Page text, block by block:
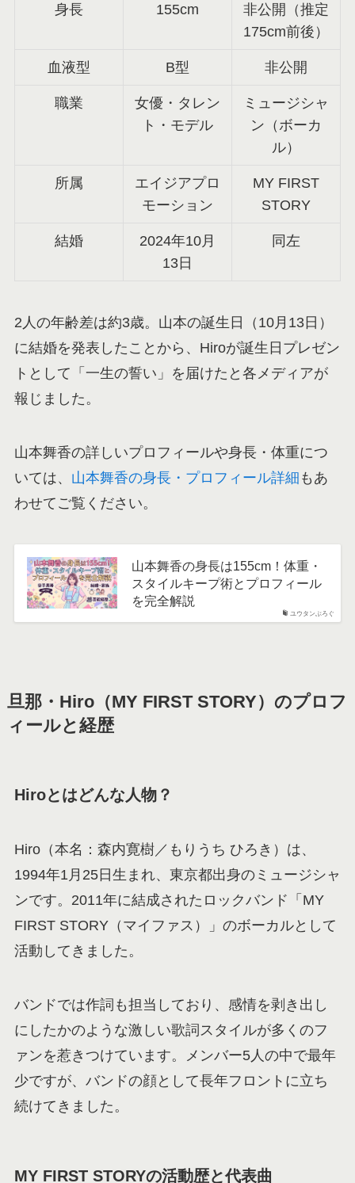
身長 155cm
非公開（推定
175cm前後）
血液型 B型 非公開
職業
女優・タレン
ト・モデル
ミュージシャ
ン（ボーカ
ル）
所属
エイジアプロ
モーション
MY FIRST
STORY
結婚
2024年10月
13日
同左
2人の年齢差は約3歳。山本の誕生日（10月13日）
に結婚を発表したことから、Hiroが誕生日プレゼン
トとして「一生の誓い」を届けたと各メディアが
報じました。
山本舞香の詳しいプロフィールや身長・体重につ
いては、 山本舞香の身長・プロフィール詳細 もあ
わせてご覧ください。
ユウタンぶろぐ
山本舞香の身長は155cm！体重・
スタイルキープ術とプロフィール
を完全解説
旦那・Hiro（MY FIRST STORY）のプロフ
ィールと経歴
Hiroとはどんな人物？
Hiro（本名：森内寛樹／もりうち ひろき）は、
1994年1月25日生まれ、東京都出身のミュージシャ
ンです。2011年に結成されたロックバンド「MY
FIRST STORY（マイファス）」のボーカルとして
活動してきました。
バンドでは作詞も担当しており、感情を剥き出し
にしたかのような激しい歌詞スタイルが多くのフ
ァンを惹きつけています。メンバー5人の中で最年
少ですが、バンドの顔として長年フロントに立ち
続けてきました。
MY FIRST STORYの活動歴と代表曲